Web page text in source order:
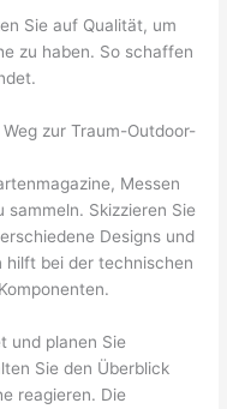
Sie auf Qualität, um
zu haben. So schaffen
zur Traum-Outdoor-
Messen
Skizzieren Sie
Designs und
hilft bei der technischen
und planen Sie
Sie den Überblick
reagieren. Die